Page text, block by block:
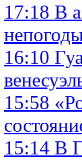
17:18 В
16:10
15:58
15:14 В